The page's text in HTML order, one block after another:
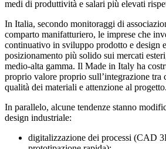
medi di produttività e salari più elevati
In Italia, secondo monitoraggi di
comparto manifatturiero, le imprese che
continuativo in sviluppo prodotto e design
posizionamento più solido sui mercati
medio-alta gamma. Il Made in Italy ha
proprio valore proprio sull’integrazione tra
qualità dei materiali e attenzione al progetto.
In parallelo, alcune tendenze stanno
design industriale:
digitalizzazione dei processi (CAD